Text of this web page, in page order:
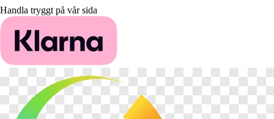
Handla tryggt på vår sida